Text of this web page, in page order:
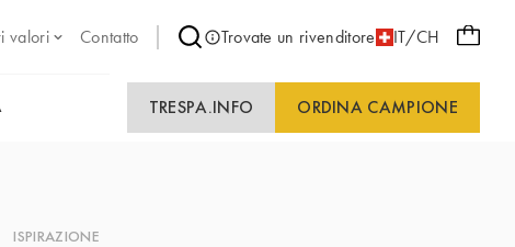
valori Contatto Trovate un rivenditore IT/CH
TRESPA.INFO ORDINA CAMPIONE
ISPIRAZIONE